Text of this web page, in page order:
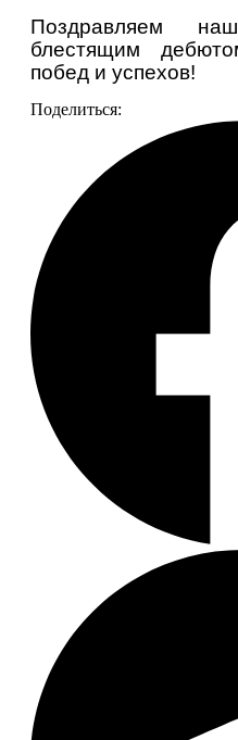
Поздравляем
блестящим
побед и успехов!
Поделиться: